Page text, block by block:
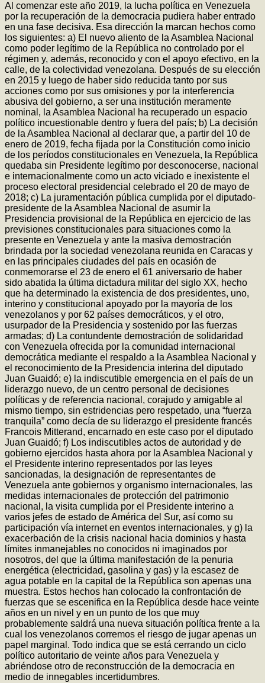
Al comenzar este año 2019, la lucha política en Venezuela
por la recuperación de la democracia pudiera haber entrado
en una fase decisiva. Esa dirección la marcan hechos como
los siguientes: a) El nuevo aliento de la Asamblea Nacional
como poder legítimo de la República no controlado por el
régimen y, además, reconocido y con el apoyo efectivo, en la
calle, de la colectividad venezolana. Después de su elección
en 2015 y luego de haber sido reducida tanto por sus
acciones como por sus omisiones y por la interferencia
abusiva del gobierno, a ser una institución meramente
nominal, la Asamblea Nacional ha recuperado un espacio
político incuestionable dentro y fuera del país; b) La decisión
de la Asamblea Nacional al declarar que, a partir del 10 de
enero de 2019, fecha fijada por la Constitución como inicio
de los períodos constitucionales en Venezuela, la República
quedaba sin Presidente legítimo por desconocerse, nacional
e internacionalmente como un acto viciado e inexistente el
proceso electoral presidencial celebrado el 20 de mayo de
2018; c) La juramentación pública cumplida por el diputado-
presidente de la Asamblea Nacional de asumir la
Presidencia provisional de la República en ejercicio de las
previsiones constitucionales para situaciones como la
presente en Venezuela y ante la masiva demostración
brindada por la sociedad venezolana reunida en Caracas y
en las principales ciudades del país en ocasión de
conmemorarse el 23 de enero el 61 aniversario de haber
sido abatida la última dictadura militar del siglo XX, hecho
que ha determinado la existencia de dos presidentes, uno,
interino y constitucional apoyado por la mayoría de los
venezolanos y por 62 países democráticos, y el otro,
usurpador de la Presidencia y sostenido por las fuerzas
armadas; d) La contundente demostración de solidaridad
con Venezuela ofrecida por la comunidad internacional
democrática mediante el respaldo a la Asamblea Nacional y
el reconocimiento de la Presidencia interina del diputado
Juan Guaidó; e) la indiscutible emergencia en el país de un
liderazgo nuevo, de un centro personal de decisiones
políticas y de referencia nacional, corajudo y amigable al
mismo tiempo, sin estridencias pero respetado, una “fuerza
tranquila” como decía de su liderazgo el presidente francés
Francois Mitterand, encarnado en este caso por el diputado
Juan Guaidó; f) Los indiscutibles actos de autoridad y de
gobierno ejercidos hasta ahora por la Asamblea Nacional y
el Presidente interino representados por las leyes
sancionadas, la designación de representantes de
Venezuela ante gobiernos y organismo internacionales, las
medidas internacionales de protección del patrimonio
nacional, la visita cumplida por el Presidente interino a
varios jefes de estado de América del Sur, así como su
participación vía internet en eventos internacionales, y g) la
exacerbación de la crisis nacional hacia dominios y hasta
límites inmanejables no conocidos ni imaginados por
nosotros, del que la última manifestación de la penuria
energética (electricidad, gasolina y gas) y la escasez de
agua potable en la capital de la República son apenas una
muestra. Estos hechos han colocado la confrontación de
fuerzas que se escenifica en la República desde hace veinte
años en un nivel y en un punto de los que muy
probablemente saldrá una nueva situación política frente a la
cual los venezolanos corremos el riesgo de jugar apenas un
papel marginal. Todo indica que se está cerrando un ciclo
político autoritario de veinte años para Venezuela y
abriéndose otro de reconstrucción de la democracia en
medio de innegables incertidumbres.